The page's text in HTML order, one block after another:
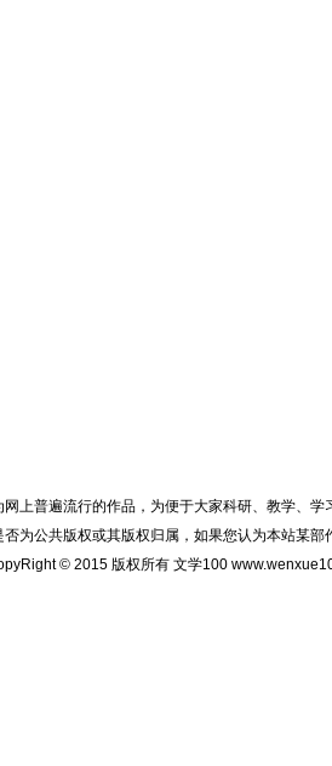
网上普遍流行的作品，为便于大家科研、教学、
为公共版权或其版权归属，如果您认为本站某
© 2015 版权所有 文学100